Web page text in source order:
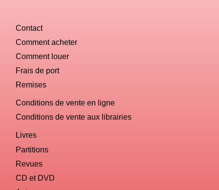
Contact
Comment acheter
Comment louer
Frais de port
Remises
Conditions de vente en ligne
Conditions de vente aux librairies
Livres
Partitions
Revues
CD et DVD